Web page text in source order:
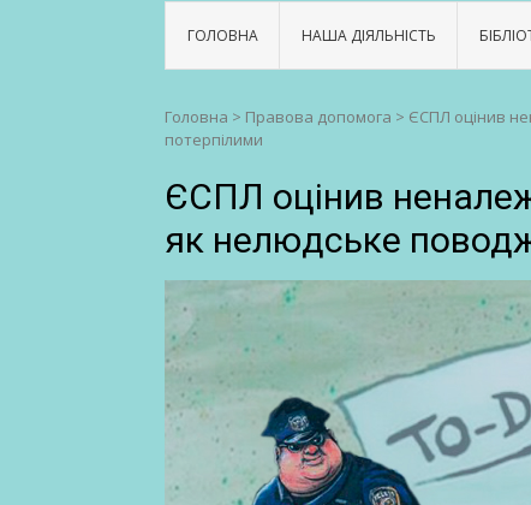
ГОЛОВНА НАША ДІЯЛЬНІСТЬ
Головна > Правова допомога > ЄСПЛ оцінив
потерпілими
ЄСПЛ оцінив
як нелюдське